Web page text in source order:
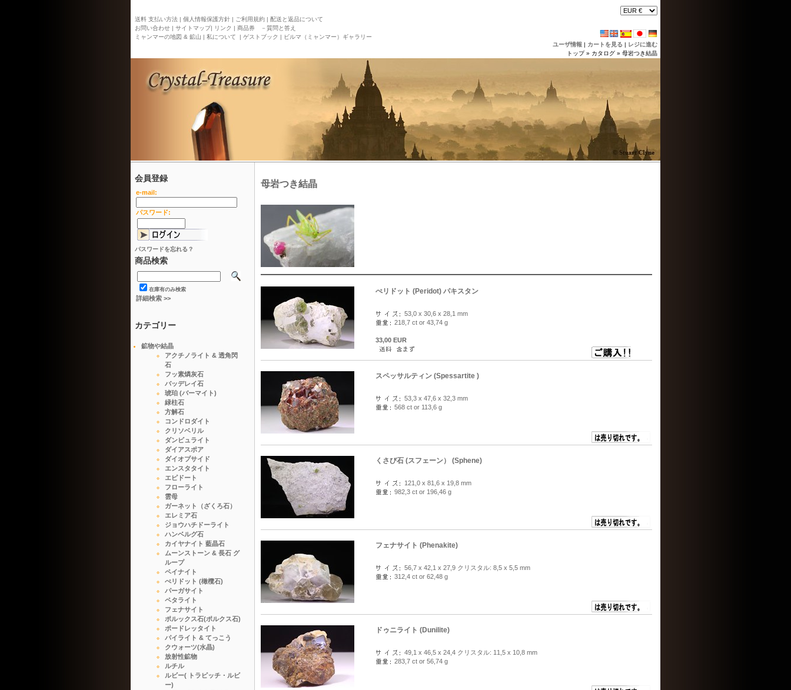
送料 支払い方法 | 個人情報保護方針 | ご利用規約 | 配送と返品について
お問い合わせ | サイトマップ| リンク | 商品券 －質問と答え
ミャンマーの地図 & 鉱山 | 私について | ゲストブック | ビルマ（ミャンマー）ギャラリー
ユーザ情報 | カートを見る | レジに進む
トップ» カタログ » 母岩つき結晶
会員登録
e-mail:
パスワード:
パスワードを忘れる？
商品検索
在庫有のみ検索
詳細検索 >>
カテゴリー
鉱物や結晶
アクチノライト & 透角閃
石
フッ素燐灰石
バッデレイ石
琥珀 (バーマイト)
緑柱石
方解石
コンドロダイト
クリソベリル
ダンビュライト
ダイアスポア
ダイオプサイド
エンスタタイト
エピドート
フローライト
雲母
ガーネット（ざくろ石）
エレミア石
ジョウハチドーライト
ハンベルグ石
カイヤナイト 藍晶石
ムーンストーン & 長石 グ
ループ
ペイナイト
ぺリドット (橄欖石)
パーガサイト
ペタライト
フェナサイト
ポルックス石(ポルクス石)
ポードレッタイト
パイライト & てっこう
クウォーツ(水晶)
放射性鉱物
ルチル
ルビー( トラピッチ・ルビ
ー)
母岩つき結晶
ぺリドット (Peridot) パキスタン
53,0 x 30,6 x 28,1 mm
218,7 ct or 43,74 g
33,00 EUR
スペッサルティン (Spessartite )
53,3 x 47,6 x 32,3 mm
568 ct or 113,6 g
くさび石 (スフェーン） (Sphene)
121,0 x 81,6 x 19,8 mm
982,3 ct or 196,46 g
フェナサイト (Phenakite)
56,7 x 42,1 x 27,9 クリスタル: 8,5 x 5,5 mm
312,4 ct or 62,48 g
ドゥニライト (Dunilite)
49,1 x 46,5 x 24,4 クリスタル: 11,5 x 10,8 mm
283,7 ct or 56,74 g